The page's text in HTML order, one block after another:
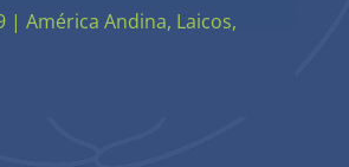
| América Andina, Laicos,